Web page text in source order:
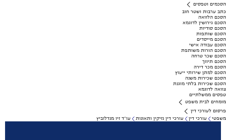
הסכמים וטפסים
כתב ערבות ושטר חוב
הסכם הלוואה
הסכם גירושין לדוגמא
הסכם סודיות
הסכם שותפות
הסכם מייסדים
הסכם עבודה אישי
הסכם הורות משותפת
הסכם שכר טרחה
הסכם תיווך
הסכם מכר דירה
הסכם למתן שירותי ייעוץ
הסכם שכירות משנה
הסכם שכירות בלתי מוגנת
צוואה לדוגמא
טפסים ממשלתיים
מומחים לבית משפט
פרסום לעורכי דין
משפטי
עורכי דין עורכי דין נזיקין ותאונות עו"ד זיו מנדלוביץ